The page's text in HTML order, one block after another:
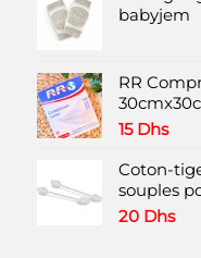
babyjem
RR
15 Dhs
Coton-
souples
20 Dhs